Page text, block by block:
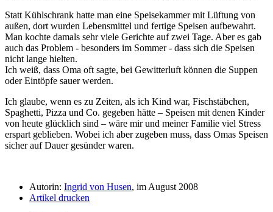
Statt Kühlschrank hatte man eine Speisekammer mit Lüftung von
außen, dort wurden Lebensmittel und fertige Speisen aufbewahrt.
Man kochte damals sehr viele Gerichte auf zwei Tage. Aber es gab
auch das Problem - besonders im Sommer - dass sich die Speisen
nicht lange hielten.
Ich weiß, dass Oma oft sagte, bei Gewitterluft können die Suppen
oder Eintöpfe sauer werden.
Ich glaube, wenn es zu Zeiten, als ich Kind war, Fischstäbchen,
Spaghetti, Pizza und Co. gegeben hätte – Speisen mit denen Kinder
von heute glücklich sind – wäre mir und meiner Familie viel Stress
erspart geblieben. Wobei ich aber zugeben muss, dass Omas Speisen
sicher auf Dauer gesünder waren.
Autorin: Ingrid von Husen, im August 2008
Artikel drucken